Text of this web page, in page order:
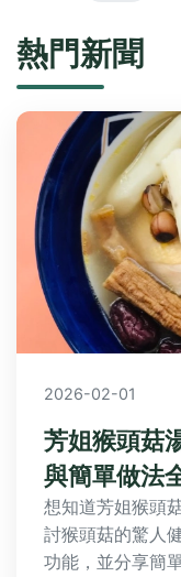
熱門新聞
2026-02-01
芳姐猴頭菇
與簡單做法
想知道芳姐猴頭
討猴頭菇的驚人
功能，並分享簡